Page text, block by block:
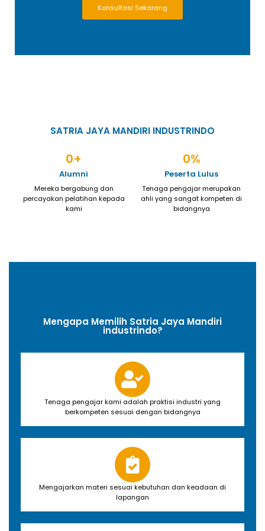
Konsultasi Sekarang
SATRIA JAYA MANDIRI INDUSTRINDO
Alumni
0+
Mereka bergabung dan
percayakan pelatihan kepada
kami
Peserta Lulus
0%
Tenaga pengajar merupakan
ahli yang sangat kompeten di
bidangnya
Mengapa Memilih Satria Jaya Mandiri
industrindo?
Tenaga pengajar kami adalah praktisi industri yang
berkompeten sesuai dengan bidangnya
Mengajarkan materi sesuai kebutuhan dan keadaan di
lapangan